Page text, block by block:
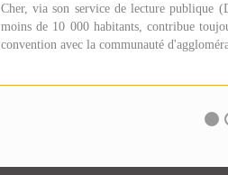
Cher, via son service de lecture publique
moins de 10 000 habitants, contribue
convention avec la communauté